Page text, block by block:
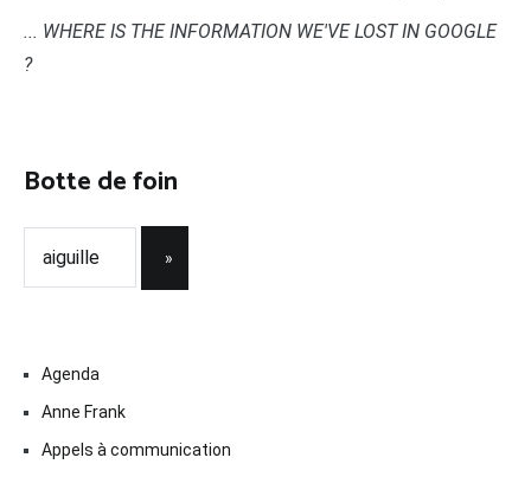
... WHERE IS THE INFORMATION WE'VE LOST IN GOOGLE
?
Botte de foin
Agenda
Anne Frank
Appels à communication